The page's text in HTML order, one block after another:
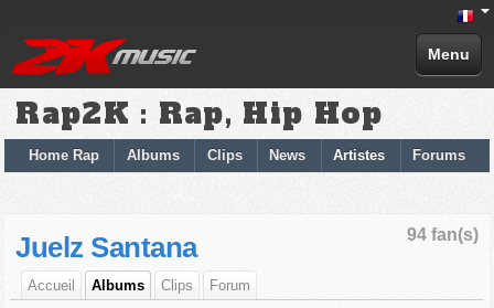
Menu
Rap2K : Rap, Hip Hop
Home Rap Albums Clips News Artistes Forums
94 fan(s)
Juelz Santana
Accueil Albums Clips Forum